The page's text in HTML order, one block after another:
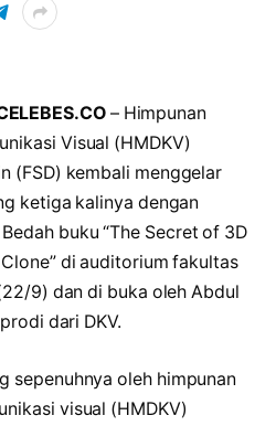
– Himpunan
Visual (HMDKV)
(FSD) kembali menggelar
ketiga kalinya dengan
buku “The Secret of 3D
di auditorium fakultas
9) dan di buka oleh Abdul
dari DKV.
sepenuhnya oleh himpunan
visual (HMDKV)